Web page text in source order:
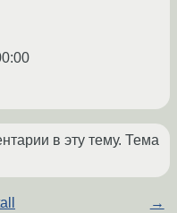
в эту тему. Тема
→